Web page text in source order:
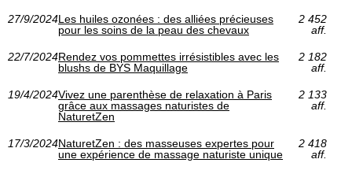
27/9/2024Les huiles ozonées : des alliées précieuses
pour les soins de la peau des chevaux
2 452
aff.
22/7/2024Rendez vos pommettes irrésistibles avec les
blushs de BYS Maquillage
2 182
aff.
19/4/2024Vivez une parenthèse de relaxation à Paris
grâce aux massages naturistes de
NaturetZen
2 133
aff.
17/3/2024NaturetZen : des masseuses expertes pour
une expérience de massage naturiste unique
2 418
aff.